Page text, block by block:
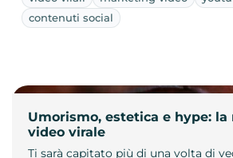
contenuti social
Umorismo, estetica e hype:
video virale
Ti sarà capitato più di una volta di